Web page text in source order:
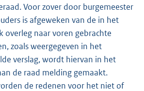
Voor zover door burgemeester
is afgeweken van de in het
overleg naar voren gebrachte
zoals weergegeven in het
verslag, wordt hiervan in het
de raad melding gemaakt.
de redenen voor het niet of